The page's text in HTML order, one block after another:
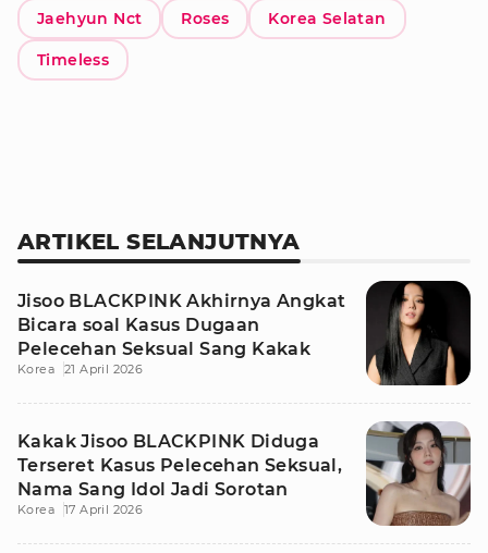
Jaehyun Nct Roses Korea Selatan
Timeless
ARTIKEL SELANJUTNYA
Jisoo BLACKPINK Akhirnya Angkat
Bicara soal Kasus Dugaan
Pelecehan Seksual Sang Kakak
Korea 21 April 2026
Kakak Jisoo BLACKPINK Diduga
Terseret Kasus Pelecehan Seksual,
Nama Sang Idol Jadi Sorotan
Korea 17 April 2026